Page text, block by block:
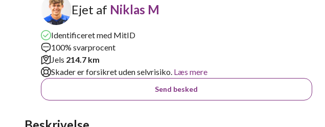
Ejet af Niklas M
Identificeret med MitID
100% svarprocent
Jels 214.7 km
Skader er forsikret uden selvrisiko. Læs mere
Send besked